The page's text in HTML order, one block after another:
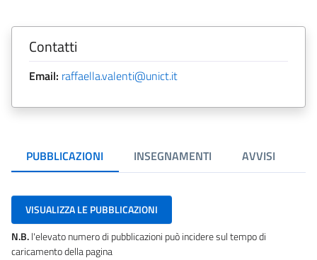
Contatti
Email: raffaella.valenti@unict.it
PUBBLICAZIONI INSEGNAMENTI AVVISI
VISUALIZZA LE PUBBLICAZIONI
N.B.l'elevato numero di pubblicazioni può incidere sul tempo di
caricamento della pagina